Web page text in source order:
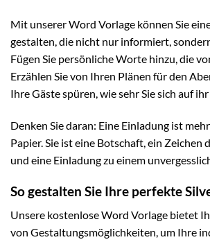
Mit unserer Word Vorlage können Sie
gestalten, die nicht nur informiert,
Fügen Sie persönliche Worte hinzu, die
Erzählen Sie von Ihren Plänen für den
Ihre Gäste spüren, wie sehr Sie sich auf
Denken Sie daran: Eine Einladung ist
Papier. Sie ist eine Botschaft, ein Zeichen
und eine Einladung zu einem
So gestalten Sie Ihre perfekte
Unsere kostenlose Word Vorlage bietet
von Gestaltungsmöglichkeiten, um Ihre